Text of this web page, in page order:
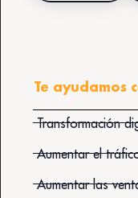
Te ayudamos
Transformación
Aumentar el
Aumentar las